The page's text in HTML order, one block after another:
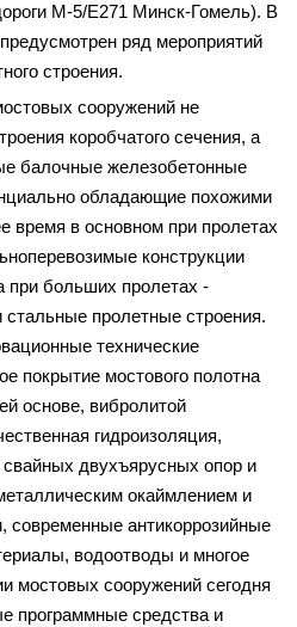
М-5/Е271 Минск-Гомель). В
ряд мероприятий
строения.
сооружений не
коробчатого сечения, а
балочные железобетонные
обладающие похожими
время в основном при пролетах
конструкции
при больших пролетах -
пролетные строения.
технические
покрытие мостового полотна
основе, вибролитой
гидроизоляция,
двухъярусных опор и
окаймлением и
современные антикоррозийные
водоотводы и многое
мостовых сооружений сегодня
программные средства и